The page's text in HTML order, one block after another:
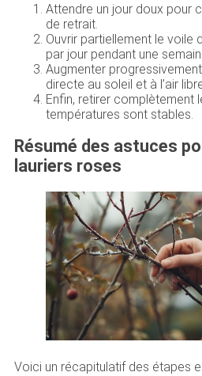
Attendre un jour doux pour
de retrait.
Ouvrir partiellement le voile
par jour pendant une
Augmenter
directe au soleil et à l’air
Enfin, retirer complètement
températures sont stables.
Résumé des astuces
lauriers roses
Voici un récapitulatif des étapes